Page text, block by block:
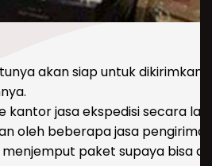
akan siap untuk
jasa ekspedisi secara
oleh beberapa jasa
paket supaya bisa